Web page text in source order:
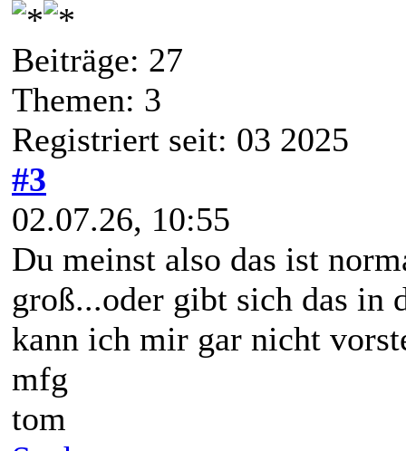
Beiträge: 27
Themen: 3
Registriert seit: 03 2025
#3
02.07.26, 10:55
Du meinst also das ist
groß...oder gibt sich das in
kann ich mir gar nicht
mfg
tom